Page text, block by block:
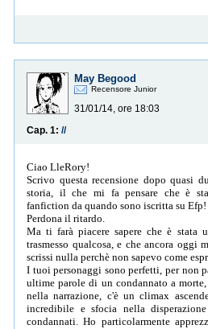
May Begood
Recensore Junior
31/01/14, ore 18:03
Cap. 1: //
Ciao LleRory!
Scrivo questa recensione dopo quasi
storia, il che mi fa pensare che è
fanfiction da quando sono iscritta su Efp!
Perdona il ritardo.
Ma ti farà piacere sapere che è stata
trasmesso qualcosa, e che ancora oggi
scrissi nulla perchè non sapevo come
I tuoi personaggi sono perfetti, per non
ultime parole di un condannato a
nella narrazione, c'è un climax
incredibile e sfocia nella
condannati. Ho particolarmente